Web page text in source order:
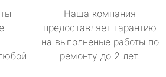
Наша компания
предоставляет гарантию
на выполненые работы по
ремонту до 2 лет.